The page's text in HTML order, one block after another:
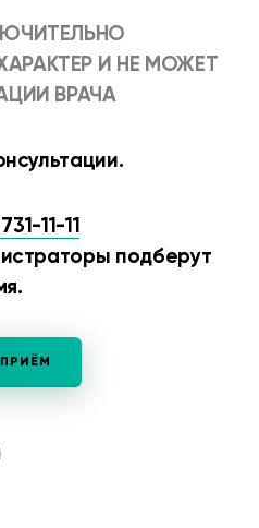
И НЕ МОЖЕТ
ВРАЧА
11-11
подберут